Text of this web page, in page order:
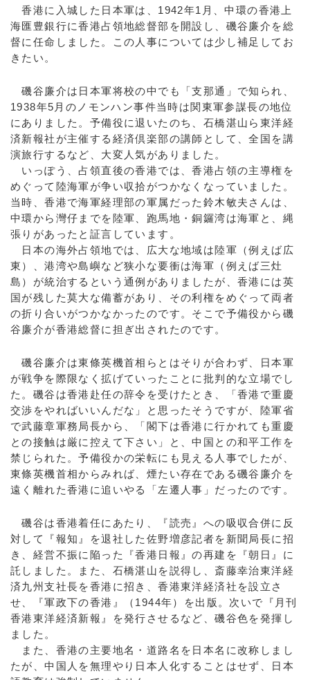
香港に入城した日本軍は、1942年1月、中環の香港上
海匯豊銀行に香港占領地総督部を開設し、磯谷廉介を総
督に任命しました。この人事については少し補足してお
きたい。
磯谷廉介は日本軍将校の中でも「支那通」で知られ、
1938年5月のノモンハン事件当時は関東軍参謀長の地位
にありました。予備役に退いたのち、石橋湛山ら東洋経
済新報社が主催する経済倶楽部の講師として、全国を講
演旅行するなど、大変人気がありました。
いっぽう、占領直後の香港では、香港占領の主導権を
めぐって陸海軍が争い収拾がつかなくなっていました。
当時、香港で海軍経理部の軍属だった鈴木敏夫さんは、
中環から灣仔までを陸軍、跑馬地・銅鑼湾は海軍と、縄
張りがあったと証言しています。
日本の海外占領地では、広大な地域は陸軍（例えば広
東）、港湾や島嶼など狭小な要衝は海軍（例えば三灶
島）が統治するという通例がありましたが、香港には英
国が残した莫大な備蓄があり、その利権をめぐって両者
の折り合いがつかなかったのです。そこで予備役から磯
谷廉介が香港総督に担ぎ出されたのです。
磯谷廉介は東條英機首相らとはそりが合わず、日本軍
が戦争を際限なく拡げていったことに批判的な立場でし
た。磯谷は香港赴任の辞令を受けたとき、「香港で重慶
交渉をやればいいんだな」と思ったそうですが、陸軍省
で武藤章軍務局長から、「閣下は香港に行かれても重慶
との接触は厳に控えて下さい」と、中国との和平工作を
禁じられた。予備役かの栄転にも見える人事でしたが、
東條英機首相からみれば、煙たい存在である磯谷廉介を
遠く離れた香港に追いやる「左遷人事」だったのです。
磯谷は香港着任にあたり、『読売』への吸収合併に反
対して『報知』を退社した佐野増彦記者を新聞局長に招
き、経営不振に陥った『香港日報』の再建を『朝日』に
託しました。また、石橋湛山を説得し、斎藤幸治東洋経
済九州支社長を香港に招き、香港東洋経済社を設立さ
せ、『軍政下の香港』（1944年）を出版。次いで『月刊
香港東洋経済新報』を発行させるなど、磯谷色を発揮し
ました。
また、香港の主要地名・道路名を日本名に改称しまし
たが、中国人を無理やり日本人化することはせず、日本